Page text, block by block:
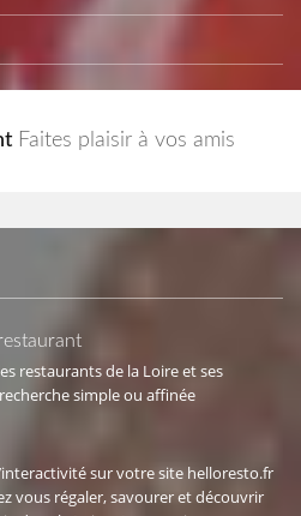
Faites plaisir à vos amis
restaurants de la Loire et ses
simple ou affinée
sur votre site helloresto.fr
vous régaler, savourer et découvrir